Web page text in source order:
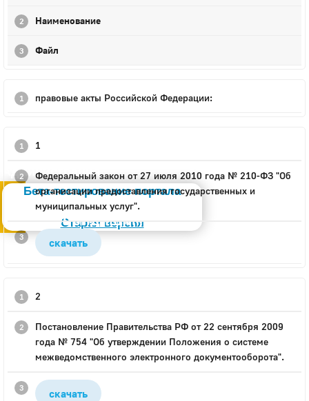
Дума
+7 (34141) 21-300
Администрация
Бета-тестирование портала
Старая версия
Слабовидящим
Наименование
Файл
правовые акты Российской Федерации:
1
Федеральный закон от 27 июля 2010 года № 210-ФЗ "Об
организации предоставления государственных и
муниципальных услуг".
скачать
2
Постановление Правительства РФ от 22 сентября 2009
года № 754 "Об утверждении Положения о системе
межведомственного электронного документооборота".
скачать